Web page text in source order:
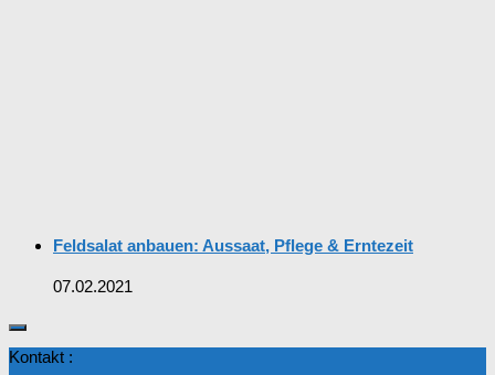
Feldsalat anbauen: Aussaat, Pflege & Erntezeit
07.02.2021
Kontakt :